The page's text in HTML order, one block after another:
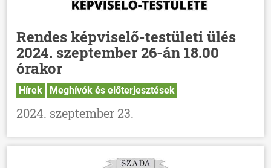
Rendes képviselő-testületi ülés
2024. szeptember 26-án 18.00
órakor
Hírek Meghívók és előterjesztések
2024. szeptember 23.